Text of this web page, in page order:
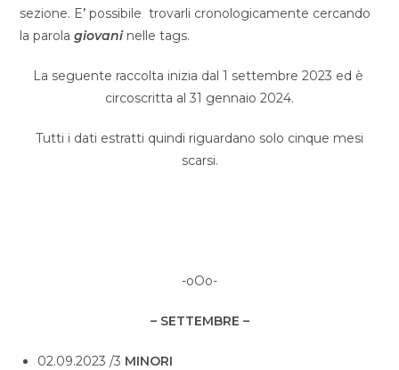
sezione. E’ possibile trovarli cronologicamente cercando
la parolagiovaninelle tags.
La seguente raccolta inizia dal 1 settembre 2023 ed è
circoscritta al 31 gennaio 2024.
Tutti i dati estratti quindi riguardano solo cinque mesi
scarsi.
-oOo-
– SETTEMBRE –
02.09.2023 /3 MINORI